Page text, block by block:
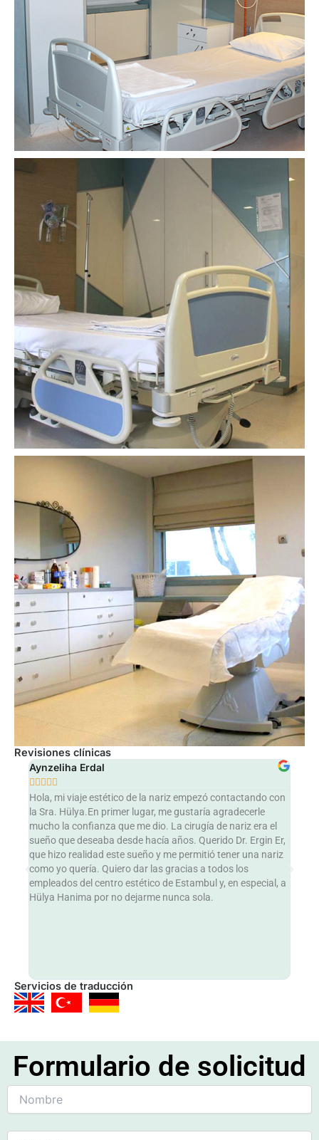
Revisiones clínicas
Aynzeliha Erdal
    
Hola, mi viaje estético de la nariz empezó contactando con
la Sra. Hülya.En primer lugar, me gustaría agradecerle
mucho la confianza que me dio. La cirugía de nariz era el
sueño que deseaba desde hacía años. Querido Dr. Ergin Er,
que hizo realidad este sueño y me permitió tener una nariz
como yo quería. Quiero dar las gracias a todos los
empleados del centro estético de Estambul y, en especial, a
Hülya Hanima por no dejarme nunca sola.
Servicios de traducción
Formulario de solicitud